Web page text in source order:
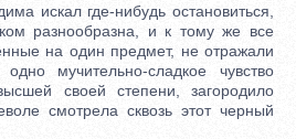
искал где-нибудь остановиться,
разнообразна, и к тому же все
на один предмет, не отражали
мучительно-сладкое чувство
своей степени, загородило
смотрела сквозь этот черный